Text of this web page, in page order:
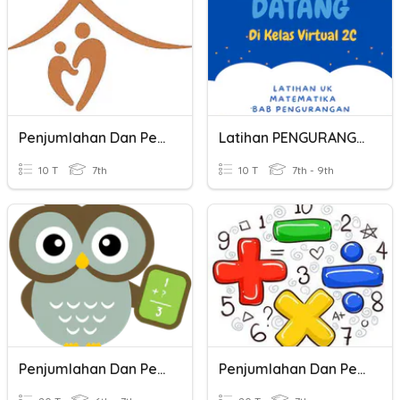
Penjumlahan Dan Pengurangan Bilangan Bulat
10 T 7th
Latihan PENGURANGAN
10 T 7th - 9th
Penjumlahan Dan Pengurangan Bilangan Bulat Penjumlahan Dan Pengurangan Bilangan Bulat